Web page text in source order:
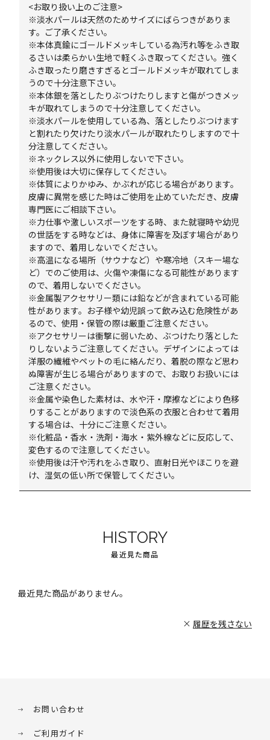
<お取り扱い上のご注意>
※淡水パールは天然のためサイズにばらつきがありま
す。ご了承ください。
※本体真鍮にゴールドメッキしている為汚れ等をふき取
るさいは柔らかい生地で軽くふき取ってください。強く
ふき取ったり磨きすぎるとゴールドメッキが取れてしま
うので十分注意下さい。
※本体銀を落としたりぶつけたりしますと傷がつきメッ
キが取れてしまうので十分注意してください。
※淡水パールを使用している為、落としたりぶつけます
と割れたり欠けたり淡水パールが取れたりしますので十
分注意してください。
※ネックレス以外に使用しないで下さい。
※使用後は大切に保存してください。
※体質によりかゆみ、かぶれが応じる場合があります。
皮膚に異常を感じた時はご使用を止めていただき、皮膚
専門医にご相談下さい。
※力仕事や激しいスポーツをする時、また就寝時や幼児
の世話をする時などは、身体に障害を及ぼす場合があり
ますので、着用しないでください。
※高温になる場所（サウナなど）や寒冷地（スキー場な
ど）でのご使用は、火傷や凍傷になる可能性があります
ので、着用しないでください。
※金属製アクセサリー類には鉛などが含まれている可能
性があります。お子様や幼児誤って飲み込む危険性があ
るので、使用・保管の際は厳重ご注意ください。
※アクセサリーは衝撃に弱いため、ぶつけたり落とした
りしないようご注意してください。デザインによっては
洋服の繊維やペットの毛に絡んだり、着脱の際など思わ
ぬ障害が生じる場合がありますので、お取りお扱いには
ご注意ください。
※金属や染色した素材は、水や汗・摩擦などにより色移
りすることがありますので淡色系の衣服と合わせて着用
する場合は、十分にご注意ください。
※化粧品・香水・洗剤・海水・紫外線などに反応して、
変色するので注意してください。
※使用後は汗や汚れをふき取り、直射日光やほこりを避
け、湿気の低い所で保管してください。
HISTORY
最近見た商品
最近見た商品がありません。
履歴を残さない
お問い合わせ
ご利用ガイド